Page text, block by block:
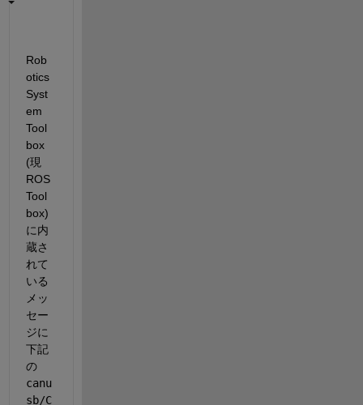
Rob
otics
Syst
em
Tool
box
(現
ROS
Tool
box)
に内
蔵さ
れて
いる
メッ
セー
ジに
下記
の
canu
sb/C